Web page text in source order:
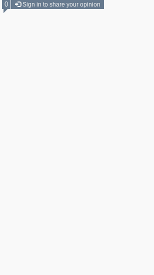
0
Sign in to share your opinion